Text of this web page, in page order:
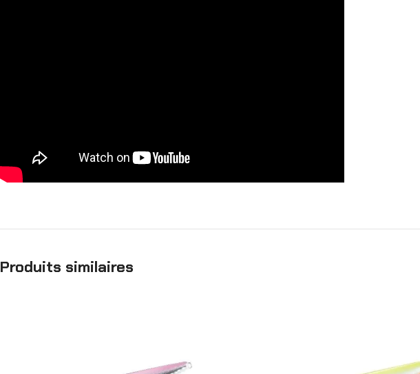
Produits similaires